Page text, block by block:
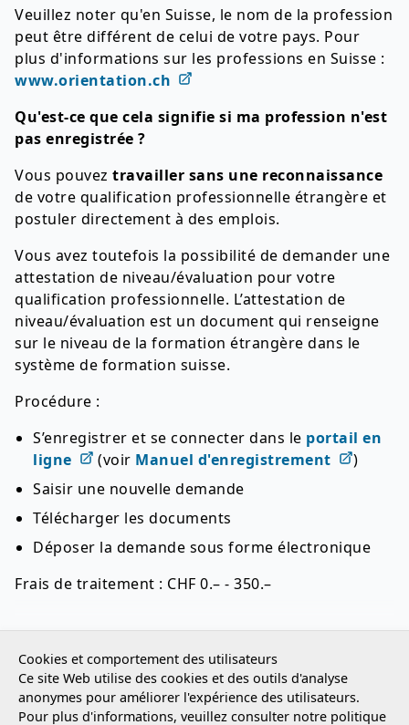
Veuillez noter qu'en Suisse, le nom de la profession
peut être différent de celui de votre pays. Pour
plus d'informations sur les professions en Suisse :
www.orientation.ch
Qu'est-ce que cela signifie si ma profession n'est
pas enregistrée ?
Vous pouvez travailler sans une reconnaissance
de votre qualification professionnelle étrangère et
postuler directement à des emplois.
Vous avez toutefois la possibilité de demander une
attestation de niveau/évaluation pour votre
qualification professionnelle. L’attestation de
niveau/évaluation est un document qui renseigne
sur le niveau de la formation étrangère dans le
système de formation suisse.
Procédure :
S’enregistrer et se connecter dans le portail en
ligne
(voir Manuel d'enregistrement
)
Saisir une nouvelle demande
Télécharger les documents
Déposer la demande sous forme électronique
Frais de traitement : CHF 0.– - 350.–
Retour
Footer
Cookies et comportement des utilisateurs
Ce site Web utilise des cookies et des outils d'analyse
anonymes pour améliorer l'expérience des utilisateurs.
Pour plus d'informations, veuillez consulter notre politique